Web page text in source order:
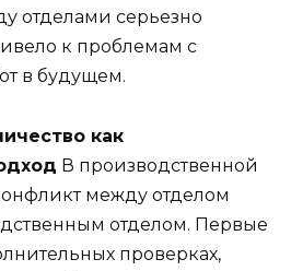
отделами серьезно
к проблемам с
в будущем.
как
В производственной
между отделом
отделом. Первые
проверках,